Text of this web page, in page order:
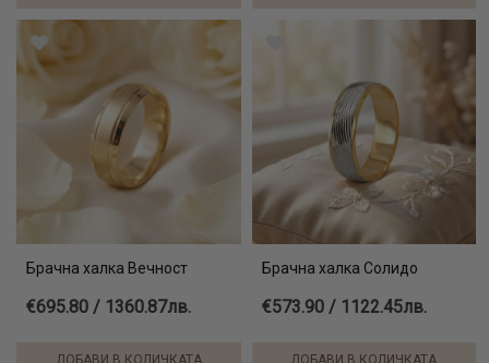
Брачна халка Вечност
€695.80 / 1360.87лв.
ДОБАВИ В КОЛИЧКАТА
Брачна халка Солидо
€573.90 / 1122.45лв.
ДОБАВИ В КОЛИЧКАТА